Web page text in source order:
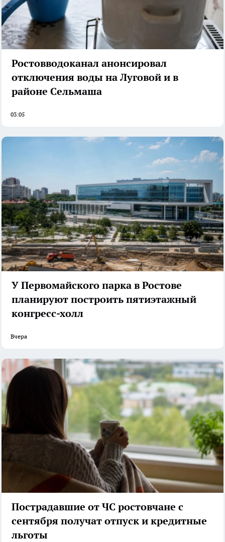
Ростовводоканал анонсировал
отключения воды на Луговой и в
районе Сельмаша
03:05
У Первомайского парка в Ростове
планируют построить пятиэтажный
конгресс-холл
Вчера
Пострадавшие от ЧС ростовчане с
сентября получат отпуск и кредитные
льготы